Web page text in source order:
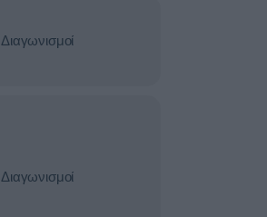
Διαγωνισμοί
Διαγωνισμοί